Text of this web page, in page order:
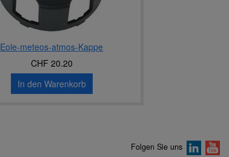
Eole-meteos-atmos-Kappe
CHF 20.20
In den Warenkorb
Folgen Sie uns